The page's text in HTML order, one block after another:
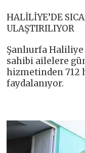
HALİLİYE’DE
ULAŞTIRILIYOR
Şanlıurfa
sahibi ailelere
hizmetinden 712
faydalanıyor.